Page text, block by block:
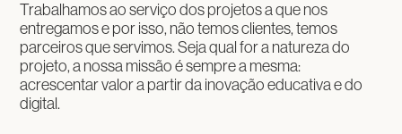
Trabalhamos ao serviço dos projetos a que nos
entregamos e por isso, não temos clientes, temos
parceiros que servimos. Seja qual for a natureza do
projeto, a nossa missão é sempre a mesma:
acrescentar valor a partir da inovação educativa e do
digital.